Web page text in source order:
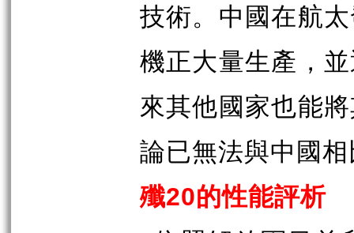
技術。中國在航
機正大量生產，
來其他國家也能
論已無法與中國
殲20的性能評析